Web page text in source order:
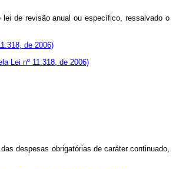
de revisão anual ou específico, ressalvado o
de 2006)
Lei nº 11.318, de 2006)
despesas obrigatórias de caráter continuado,